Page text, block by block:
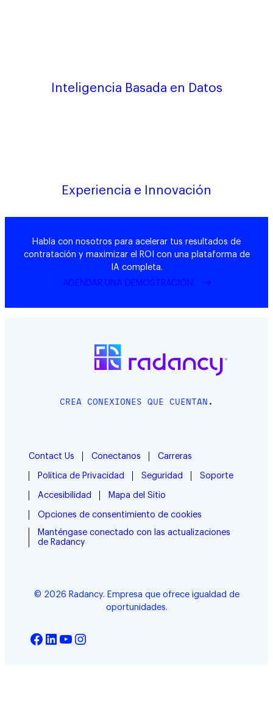
Inteligencia Basada en Datos
Experiencia e Innovación
Habla con nosotros para acelerar tus resultados de
contratación y maximizar el ROI con una plataforma de
IA completa.
AGENDAR UNA DEMOSTRACIÓN
CREA CONEXIONES QUE CUENTAN.
Contact Us Conectanos Carreras
Política de Privacidad Seguridad Soporte
Accesibilidad Mapa del Sitio
Opciones de consentimiento de cookies
Manténgase conectado con las actualizaciones
de Radancy
© 2026 Radancy. Empresa que ofrece igualdad de
oportunidades.
Facebook
LinkedIn
YouTube
Instagram